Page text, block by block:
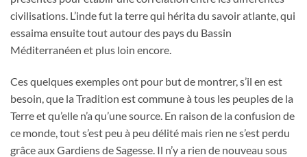
civilisations. L’inde fut la terre qui hérita du savoir atlante, qui
essaima ensuite tout autour des pays du Bassin
Méditerranéen et plus loin encore.
Ces quelques exemples ont pour but de montrer, s’il en est
besoin, que la Tradition est commune à tous les peuples de la
Terre et qu’elle n’a qu’une source. En raison de la confusion de
ce monde, tout s’est peu à peu délité mais rien ne s’est perdu
grâce aux Gardiens de Sagesse. Il n’y a rien de nouveau sous